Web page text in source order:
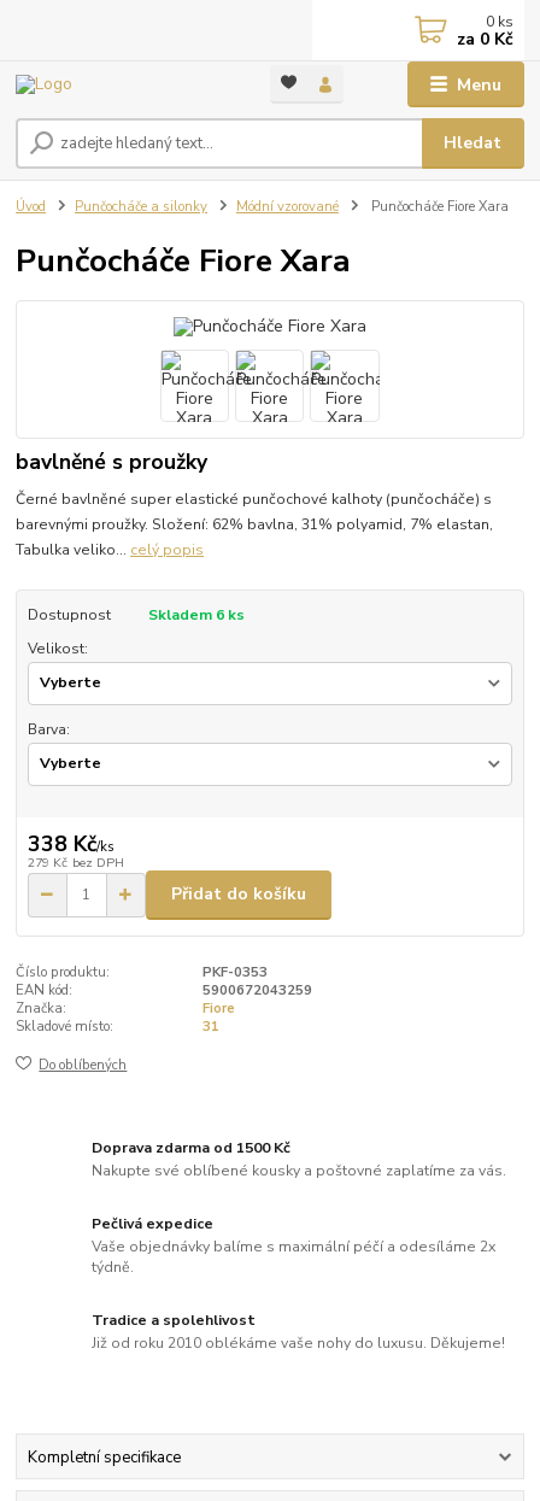
Menu
Hledat
0 ks
za 0 Kč
Úvod Punčocháče a silonky Módní vzorované Punčocháče Fiore Xara
Punčocháče Fiore Xara
bavlněné s proužky
Černé bavlněné super elastické punčochové kalhoty (punčocháče) s
barevnými proužky. Složení: 62% bavlna, 31% polyamid, 7% elastan,
Tabulka veliko... celý popis
Dostupnost
Skladem 6 ks
Velikost:
Barva:
338 Kč/ks
279 Kč bez DPH
Přidat do košíku
Číslo produktu:
PKF-0353
EAN kód:
5900672043259
Značka:
Fiore
Skladové místo:
31
Do oblíbených
Doprava zdarma od 1500 Kč
Nakupte své oblíbené kousky a poštovné zaplatíme za vás.
Pečlivá expedice
Vaše objednávky balíme s maximální péčí a odesíláme 2x
týdně.
Tradice a spolehlivost
Již od roku 2010 oblékáme vaše nohy do luxusu. Děkujeme!
Kompletní specifikace